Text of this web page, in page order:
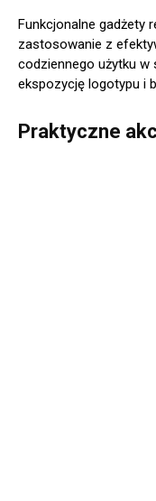
Funkcjonalne gadżety
zastosowanie z
codziennego użytku w
ekspozycję logotypu i
Praktyczne